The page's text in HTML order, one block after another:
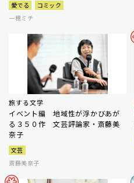
愛でる
コミック
一穂ミチ
旅する文学
イベント編 地域性が浮かびあが
る３５０作 文芸評論家・斎藤美
奈子
文芸
斎藤美奈子